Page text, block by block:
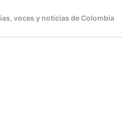
voces y noticias de Colombia